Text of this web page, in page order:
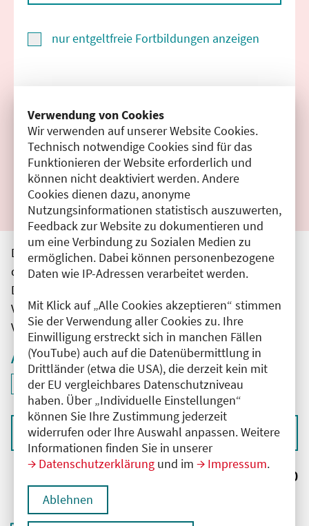
Verwendung von Cookies
Wir verwenden auf unserer Website Cookies.
Technisch notwendige Cookies sind für das
Funktionieren der Website erforderlich und
können nicht deaktiviert werden. Andere
Cookies dienen dazu, anonyme
Nutzungsinformationen statistisch auszuwerten,
Feedback zur Website zu dokumentieren und
um eine Verbindung zu Sozialen Medien zu
ermöglichen. Dabei können personenbezogene
Daten wie IP-Adressen verarbeitet werden.
Mit Klick auf „Alle Cookies akzeptieren“ stimmen
Sie der Verwendung aller Cookies zu. Ihre
Einwilligung erstreckt sich in manchen Fällen
(YouTube) auch auf die Datenübermittlung in
Drittländer (etwa die USA), die derzeit kein mit
der EU vergleichbares Datenschutzniveau
haben. Über „Individuelle Einstellungen“
können Sie Ihre Zustimmung jederzeit
widerrufen oder Ihre Auswahl anpassen. Weitere
Informationen finden Sie in unserer
Datenschutzerklärung und im Impressum.
Ablehnen
nur entgeltfreie Fortbildungen anzeigen
Filter zurücksetzen
Ergebnisse drucken
Die hier aufgeführten Veranstaltungen entsprechen
den unmittelbar vom Veranstalter getätigten Angaben.
Die Ärztekammer Berlin übernimmt keine
Verantwortung für den Inhalt, die Haftung obliegt dem
Veranstalter.
Aktive Filter
Filter
ID: ANT-2504111
deaktivieren und Suchergebnisse neu laden
Sortieren nach
Ergebnisse: 0